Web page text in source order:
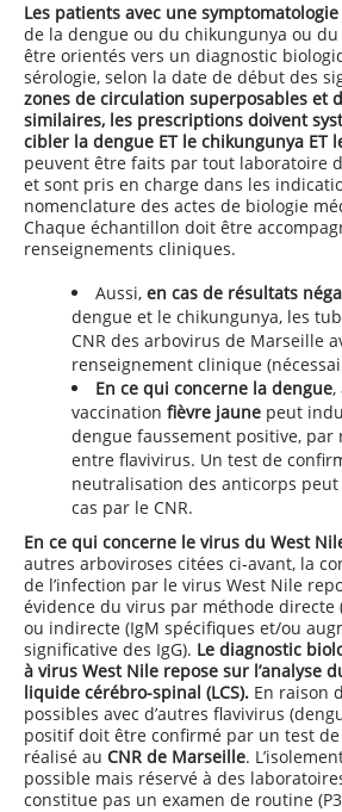
Les patients avec une
de la dengue ou du chikungunya ou
être orientés vers un diagnostic
sérologie, selon la date de début des
zones de circulation superposables et
similaires, les prescriptions doivent
cibler la dengue ET le chikungunya ET
peuvent être faits par tout laboratoire
et sont pris en charge dans les
nomenclature des actes de biologie
Chaque échantillon doit être
renseignements cliniques.
Aussi, en cas de résultats
dengue et le chikungunya, les
CNR des arbovirus de Marseille
renseignement clinique
En ce qui concerne la dengue,
vaccination fièvre jaune peut
dengue faussement positive, par
entre flavivirus. Un test de
neutralisation des anticorps
cas par le CNR.
En ce qui concerne le virus du West
autres arboviroses citées ci-avant, la
de l’infection par le virus West Nile
évidence du virus par méthode directe
ou indirecte (IgM spécifiques et/ou
significative des IgG). Le diagnostic
à virus West Nile repose sur l’analyse
liquide cérébro-spinal (LCS). En raison
possibles avec d’autres flavivirus
positif doit être confirmé par un test
réalisé au CNR de Marseille.
possible mais réservé à des
constitue pas un examen de routine